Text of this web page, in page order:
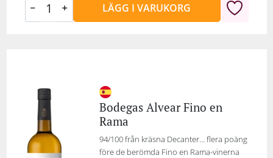
LÄGG I VARUKORG
Bodegas Alvear Fino en
Rama
94/100 från kräsna Decanter… flera poäng
före de berömda Fino en Rama-vinerna